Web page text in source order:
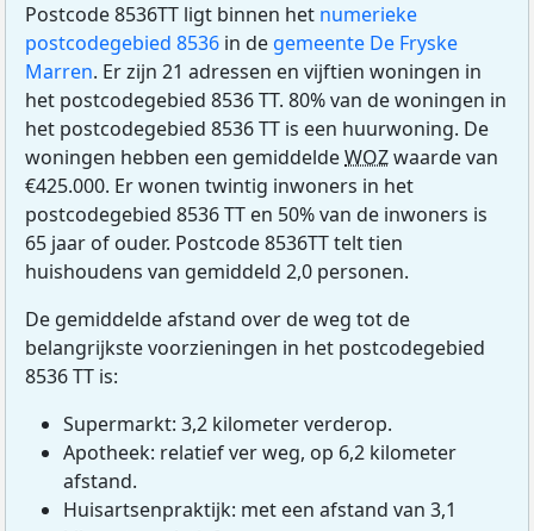
Postcode 8536TT ligt binnen het numerieke
postcodegebied 8536 in de gemeente De Fryske
Marren. Er zijn 21 adressen en vijftien woningen in
het postcodegebied 8536 TT. 80% van de woningen in
het postcodegebied 8536 TT is een huurwoning. De
woningen hebben een gemiddeldeWOZwaarde van
€425.000. Er wonen twintig inwoners in het
postcodegebied 8536 TT en 50% van de inwoners is
65 jaar of ouder. Postcode 8536TT telt tien
huishoudens van gemiddeld 2,0 personen.
De gemiddelde afstand over de weg tot de
belangrijkste voorzieningen in het postcodegebied
8536 TT is:
Supermarkt: 3,2 kilometer verderop.
Apotheek: relatief ver weg, op 6,2 kilometer
afstand.
Huisartsenpraktijk: met een afstand van 3,1